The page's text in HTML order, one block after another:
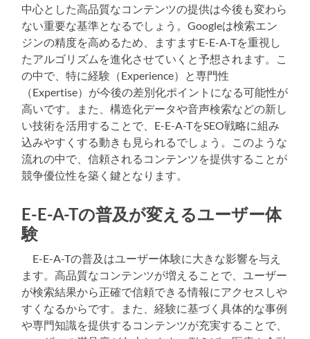
中心とした高品質なコンテンツの提供は今後も変わら
ない重要な基準となるでしょう。Googleは検索エン
ジンの精度を高めるため、ますますE-E-A-Tを重視し
たアルゴリズムを進化させていくと予想されます。こ
の中で、特に経験（Experience）と専門性
（Expertise）が今後の差別化ポイントになる可能性が
高いです。また、構造化データや音声検索などの新し
い技術を活用することで、E-E-A-TをSEO戦略に組み
込みやすくする動きも見られるでしょう。このような
流れの中で、信頼されるコンテンツを提供することが
競争優位性を築く鍵となります。
E-E-A-Tの普及が変えるユーザー体
験
E-E-A-Tの普及はユーザー体験に大きな影響を与え
ます。高品質なコンテンツが増えることで、ユーザー
が検索結果から正確で信頼できる情報にアクセスしや
すくなるからです。また、経験に基づく具体的な事例
や専門知識を提供するコンテンツが充実することで、